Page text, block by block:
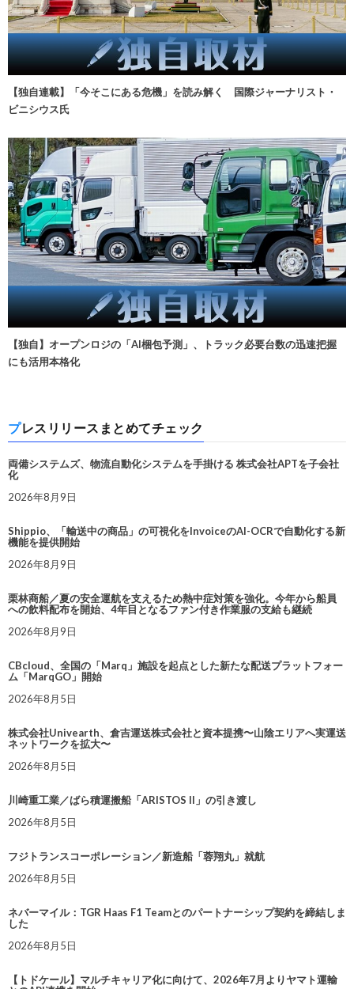
【独自連載】「今そこにある危機」を読み解く 国際ジャーナリスト・
ビニシウス氏
【独自】オープンロジの「AI梱包予測」、トラック必要台数の迅速把握
にも活用本格化
プレスリリースまとめてチェック
両備システムズ、物流自動化システムを手掛ける 株式会社APTを子会社
化
2026年8月9日
Shippio、「輸送中の商品」の可視化をInvoiceのAI-OCRで自動化する新
機能を提供開始
2026年8月9日
栗林商船／夏の安全運航を支えるため熱中症対策を強化。今年から船員
への飲料配布を開始、4年目となるファン付き作業服の支給も継続
2026年8月9日
CBcloud、全国の「Marq」施設を起点とした新たな配送プラットフォー
ム「MarqGO」開始
2026年8月5日
株式会社Univearth、倉吉運送株式会社と資本提携〜山陰エリアへ実運送
ネットワークを拡大〜
2026年8月5日
川崎重工業／ばら積運搬船「ARISTOS II」の引き渡し
2026年8月5日
フジトランスコーポレーション／新造船「蓉翔丸」就航
2026年8月5日
ネバーマイル：TGR Haas F1 Teamとのパートナーシップ契約を締結しま
した
2026年8月5日
【トドケール】マルチキャリア化に向けて、2026年7月よりヤマト運輸